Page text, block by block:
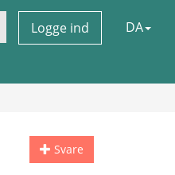
Logge ind DA
Svare